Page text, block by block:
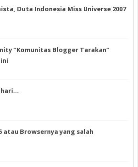
Duta Indonesia Miss Universe 2007
“Komunitas Blogger Tarakan”
atau Browsernya yang salah